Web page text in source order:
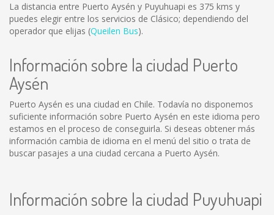
La distancia entre Puerto Aysén y Puyuhuapi es 375 kms y
puedes elegir entre los servicios de Clásico; dependiendo del
operador que elijas (Queilen Bus).
Información sobre la ciudad Puerto
Aysén
Puerto Aysén es una ciudad en Chile. Todavía no disponemos
suficiente información sobre Puerto Aysén en este idioma pero
estamos en el proceso de conseguirla. Si deseas obtener más
información cambia de idioma en el menú del sitio o trata de
buscar pasajes a una ciudad cercana a Puerto Aysén.
Información sobre la ciudad Puyuhuapi